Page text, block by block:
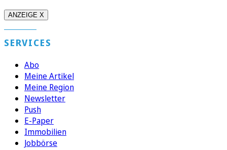
ANZEIGE X
SERVICES
Abo
Meine Artikel
Meine Region
Newsletter
Push
E-Paper
Immobilien
Jobbörse